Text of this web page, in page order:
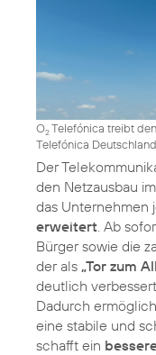
O2Telefónica treibt
Telefónica Deutschland
Der
den Netzausbau
das Unternehmen
erweitert . Ab
Bürger sowie die
der als „Tor zum
deutlich
Dadurch
eine stabile und
schafft ein